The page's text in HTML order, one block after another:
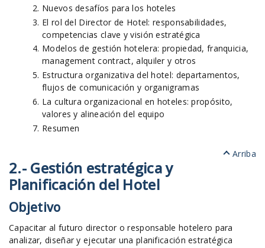
Nuevos desafíos para los hoteles
El rol del Director de Hotel: responsabilidades,
competencias clave y visión estratégica
Modelos de gestión hotelera: propiedad, franquicia,
management contract, alquiler y otros
Estructura organizativa del hotel: departamentos,
flujos de comunicación y organigramas
La cultura organizacional en hoteles: propósito,
valores y alineación del equipo
Resumen
Arriba
2.- Gestión estratégica y
Planificación del Hotel
Objetivo
Capacitar al futuro director o responsable hotelero para
analizar, diseñar y ejecutar una planificación estratégica